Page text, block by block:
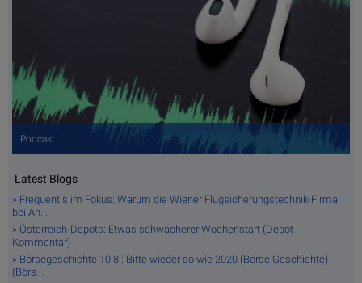
Podcast
Latest Blogs
» Frequentis im Fokus: Warum die Wiener Flugsicherungstechnik-Firma
bei An...
» Österreich-Depots: Etwas schwächerer Wochenstart (Depot
Kommentar)
» Börsegeschichte 10.8.: Bitte wieder so wie 2020 (Börse Geschichte)
(Börs...